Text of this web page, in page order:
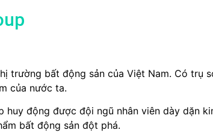
trường bất động sản của Việt Nam. Có trụ
của nước ta.
động được đội ngũ nhân viên dày dặn
bất động sản đột phá.